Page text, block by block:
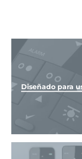
Diseñado para